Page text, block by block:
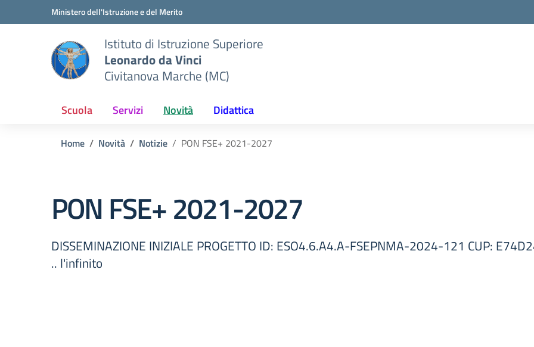
Vai ai contenuti
Vai al menu di navigazioneMinistero dell'Istruzione e del Merito
Istituto di Istruzione Superiore
Leonardo da Vinci
Civitanova Marche (MC)
Scuola Servizi Novità Didattica
Home Novità Notizie PON FSE+ 2021-2027
PON FSE+ 2021-2027
DISSEMINAZIONE INIZIALE PROGETTO ID: ESO4.6.A4.A-FSEPNMA-2024-121 CUP:
.. l'infinito